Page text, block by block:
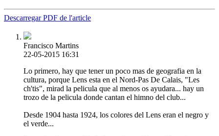
Descarregar PDF de l'article
Francisco Martins
22-05-2015 16:31
Lo primero, hay que tener un poco mas de geografia en la
cultura, porque Lens esta en el Nord-Pas De Calais, "Les
ch'tis", mirad la pelicula que al menos os ayudara... hay un
trozo de la pelicula donde cantan el himno del club...
Desde 1904 hasta 1924, los colores del Lens eran el negro y
el verde...